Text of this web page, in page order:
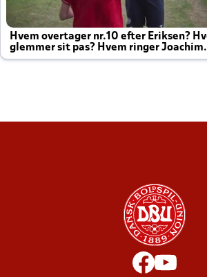
Hvem overtager nr.10 efter Eriksen?
glemmer sit pas? Hvem ringer Joachim
altid til efter kampe?